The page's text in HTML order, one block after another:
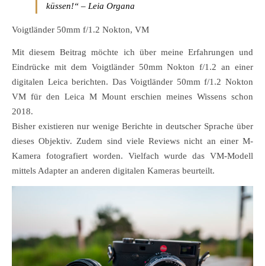
küssen!“ – Leia Organa
Voigtländer 50mm f/1.2 Nokton, VM
Mit diesem Beitrag möchte ich über meine Erfahrungen und
Eindrücke mit dem Voigtländer 50mm Nokton f/1.2 an einer
digitalen Leica berichten. Das Voigtländer 50mm f/1.2 Nokton
VM für den Leica M Mount erschien meines Wissens schon
2018.
Bisher existieren nur wenige Berichte in deutscher Sprache über
dieses Objektiv. Zudem sind viele Reviews nicht an einer M-
Kamera fotografiert worden. Vielfach wurde das VM-Modell
mittels Adapter an anderen digitalen Kameras beurteilt.